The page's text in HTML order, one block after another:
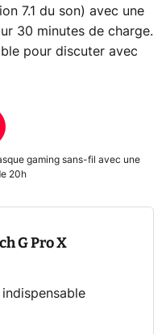
7.1 du son) avec une
30 minutes de charge.
pour discuter avec
gaming sans-fil avec une
20h
G Pro X